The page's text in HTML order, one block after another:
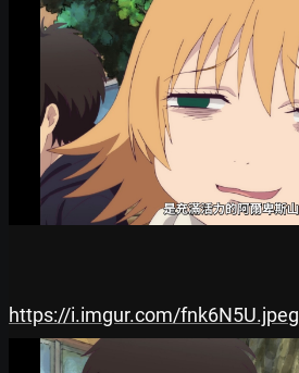
https://i.imgur.com/fnk6N5U.jpeg